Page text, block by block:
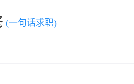
(一句话求职)